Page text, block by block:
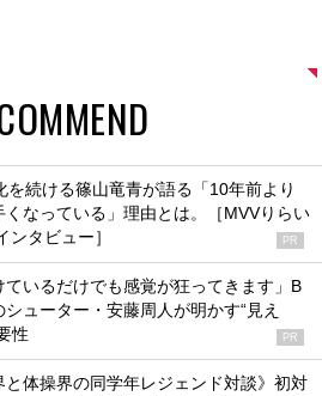
を続ける篠山竜青が語る「10年前より
くなっている」理由とは。［MVVりらい
ンタビュー］
PR
ているだけでも感覚が狂ってきます」B
シューター・安藤周人が明かす“見え
性
PR
と体操界の同学年レジェンド対談》初対